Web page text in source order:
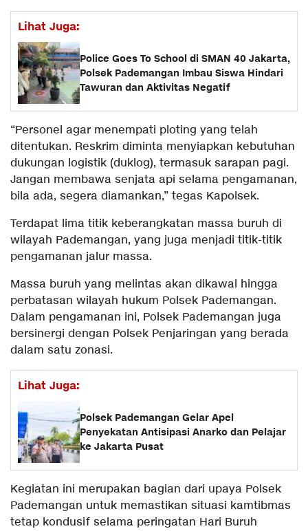
Lihat Juga:
Police Goes To School di SMAN 40 Jakarta,
Polsek Pademangan Imbau Siswa Hindari
Tawuran dan Aktivitas Negatif
“Personel agar menempati ploting yang telah
ditentukan. Reskrim diminta menyiapkan kebutuhan
dukungan logistik (duklog), termasuk sarapan pagi.
Jangan membawa senjata api selama pengamanan,
bila ada, segera diamankan,” tegas Kapolsek.
Terdapat lima titik keberangkatan massa buruh di
wilayah Pademangan, yang juga menjadi titik-titik
pengamanan jalur massa.
Massa buruh yang melintas akan dikawal hingga
perbatasan wilayah hukum Polsek Pademangan.
Dalam pengamanan ini, Polsek Pademangan juga
bersinergi dengan Polsek Penjaringan yang berada
dalam satu zonasi.
Lihat Juga:
Polsek Pademangan Gelar Apel
Penyekatan Antisipasi Anarko dan Pelajar
ke Jakarta Pusat
Kegiatan ini merupakan bagian dari upaya Polsek
Pademangan untuk memastikan situasi kamtibmas
tetap kondusif selama peringatan Hari Buruh